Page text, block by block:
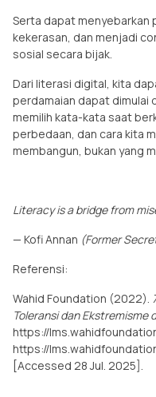
Serta dapat menyebarkan
kekerasan, dan menjadi
sosial secara bijak.
Dari literasi digital, kita
perdamaian dapat dimulai
memilih kata-kata saat
perbedaan, dan cara kita
membangun, bukan yang
Literacy is a bridge from
— Kofi Annan (Former
Referensi:
Wahid Foundation (2022).
Toleransi dan Ekstremisme
https://
https://
[Accessed 28 Jul. 2025].